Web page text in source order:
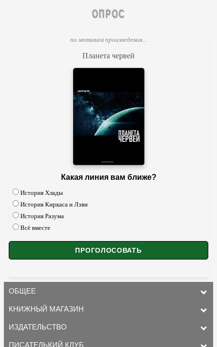
ОПРОС
по мотивам произведения...
Планета червей
Какая линия вам ближе?
История Хлады
История Киркаса и Лэви
История Разума
Всё вместе
ОБЩЕЕ
КНИЖНЫЙ МАГАЗИН
ИЗДАТЕЛЬСТВО
ПИСАТЕЛЬКИЙ КЛУБ